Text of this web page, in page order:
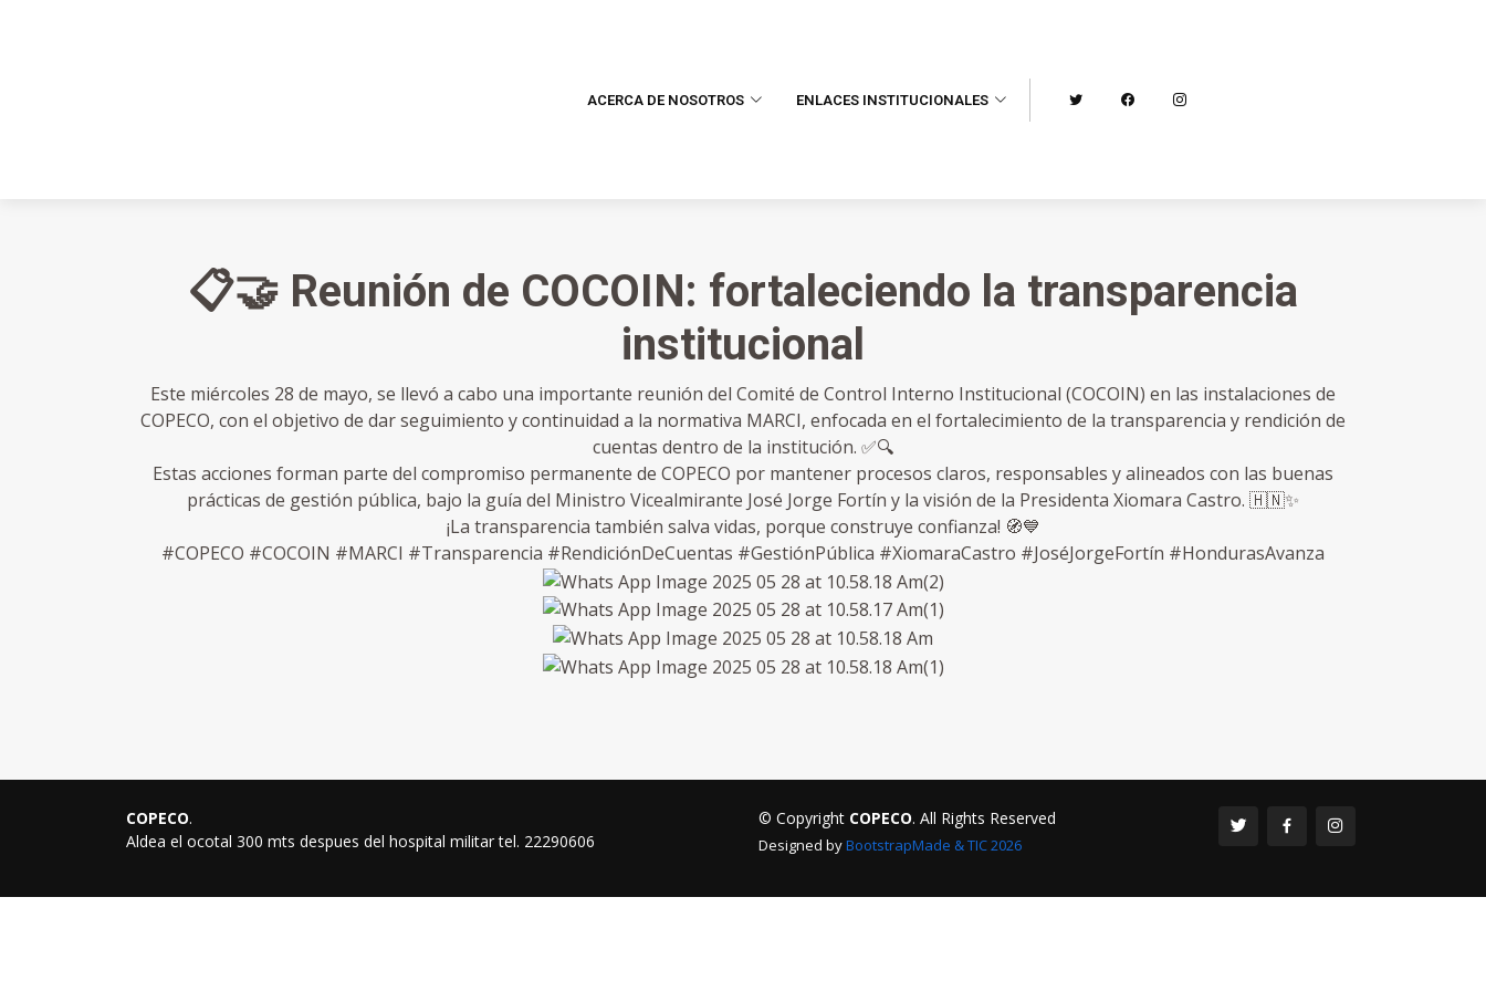
ACERCA DE NOSOTROS ENLACES INSTITUCIONALES
📋🤝 Reunión de COCOIN: fortaleciendo la transparencia
institucional
Este miércoles 28 de mayo, se llevó a cabo una importante reunión del Comité de Control Interno Institucional (COCOIN) en las instalaciones de
COPECO, con el objetivo de dar seguimiento y continuidad a la normativa MARCI, enfocada en el fortalecimiento de la transparencia y rendición de
cuentas dentro de la institución. ✅🔍
Estas acciones forman parte del compromiso permanente de COPECO por mantener procesos claros, responsables y alineados con las buenas
prácticas de gestión pública, bajo la guía del Ministro Vicealmirante José Jorge Fortín y la visión de la Presidenta Xiomara Castro. 🇭🇳✨
¡La transparencia también salva vidas, porque construye confianza! 🧭💙
#COPECO #COCOIN #MARCI #Transparencia #RendiciónDeCuentas #GestiónPública #XiomaraCastro #JoséJorgeFortín #HondurasAvanza
COPECO.
Aldea el ocotal 300 mts despues del hospital militar tel. 22290606
© Copyright COPECO. All Rights Reserved
Designed byBootstrapMade & TIC 2026